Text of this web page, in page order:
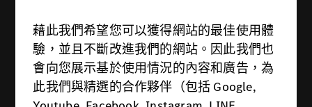
藉此我們希望您可以獲得網站的最佳使用體
驗，並且不斷改進我們的網站。因此我們也
會向您展示基於使用情況的內容和廣告，為
此我們與精選的合作夥伴（包括 Google,
供應商